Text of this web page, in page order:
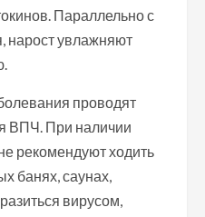
Параллельно с
нарост увлажняют
проводят
ВПЧ. При наличии
рекомендуют ходить
банях, саунах,
вирусом,